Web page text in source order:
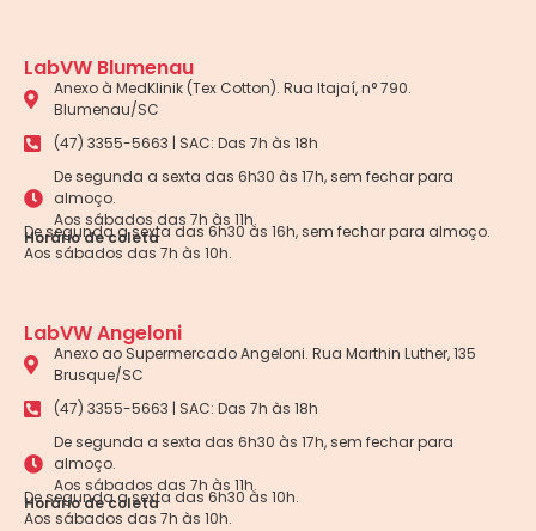
LabVW Blumenau
Anexo à MedKlinik (Tex Cotton). Rua Itajaí, n° 790.
Blumenau/SC
(47) 3355-5663 | SAC: Das 7h às 18h
De segunda a sexta das 6h30 às 17h, sem fechar para
almoço.
Aos sábados das 7h às 11h.
Horário de coleta
De segunda a sexta das 6h30 às 16h, sem fechar para almoço.
Aos sábados das 7h às 10h.
LabVW Angeloni
Anexo ao Supermercado Angeloni. Rua Marthin Luther, 135
Brusque/SC
(47) 3355-5663 | SAC: Das 7h às 18h
De segunda a sexta das 6h30 às 17h, sem fechar para
almoço.
Aos sábados das 7h às 11h.
Horário de coleta
De segunda a sexta das 6h30 às 10h.
Aos sábados das 7h às 10h.